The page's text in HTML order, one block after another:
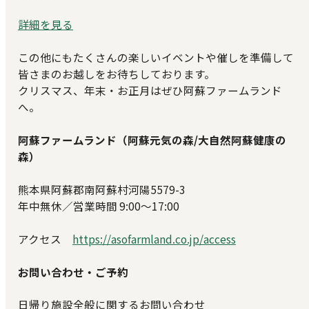
詳細を見る
この他にもたくさんの楽しいイベントや催しを準備して
皆さまのお越しをお待ちしております。
クリスマス、年末・お正月はぜひ阿蘇ファームランド
へ。
阿蘇ファームランド（阿蘇元気の森/大自然阿蘇健康の
森）
熊本県阿蘇郡南阿蘇村河陽5579-3
年中無休／営業時間 9:00～17:00
アクセス https://asofarmland.co.jp/access
お問い合わせ・ご予約
日帰り施設全般に関するお問い合わせ